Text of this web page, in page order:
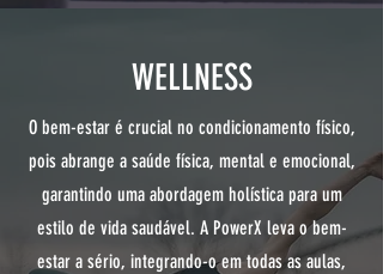
WELLNESS
O bem-estar é crucial no condicionamento físico,
pois abrange a saúde física, mental e emocional,
garantindo uma abordagem holística para um
estilo de vida saudável. A PowerX leva o bem-
estar a sério, integrando-o em todas as aulas,